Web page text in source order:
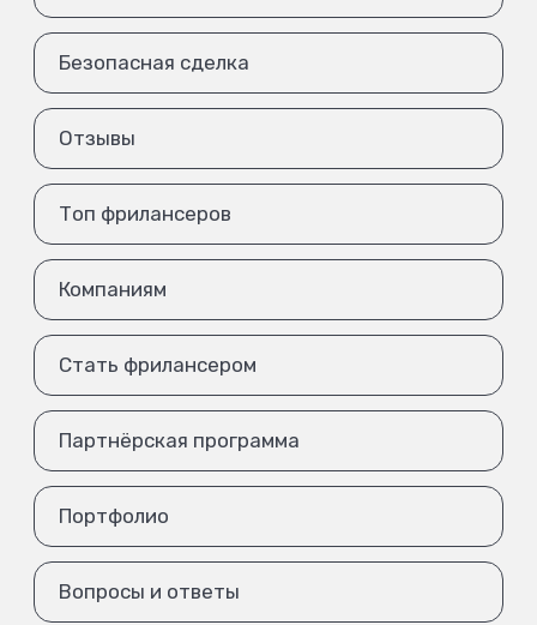
Безопасная сделка
Отзывы
Топ фрилансеров
Компаниям
Стать фрилансером
Партнёрская программа
Портфолио
Вопросы и ответы